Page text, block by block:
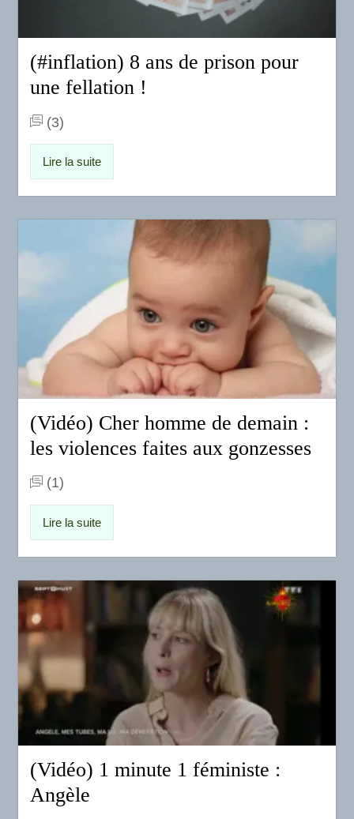
(#inflation) 8 ans de prison pour
une fellation !
(3)
Lire la suite
(Vidéo) Cher homme de demain :
les violences faites aux gonzesses
(1)
Lire la suite
(Vidéo) 1 minute 1 féministe :
Angèle